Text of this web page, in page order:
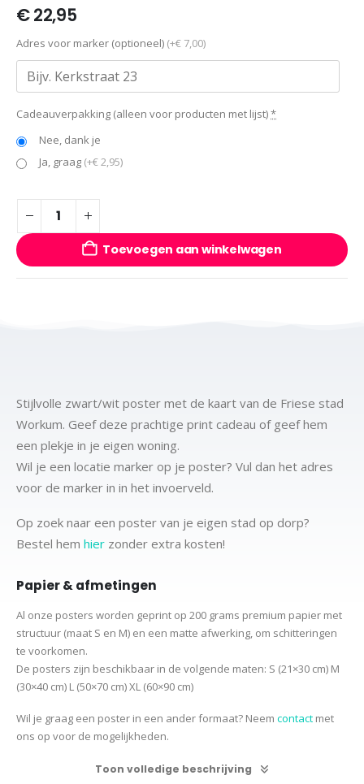
€22,95
Adres voor marker (optioneel) (+€ 7,00)
Cadeauverpakking (alleen voor producten met lijst)*
Nee, dank je
Ja, graag (+€ 2,95)
Toevoegen aan winkelwagen
Stijlvolle zwart/wit poster met de kaart van de Friese stad
Workum. Geef deze prachtige print cadeau of geef hem
een plekje in je eigen woning.
Wil je een locatie marker op je poster? Vul dan het adres
voor de marker in in het invoerveld.
Op zoek naar een poster van je eigen stad op dorp?
Bestel hem hier zonder extra kosten!
Papier & afmetingen
Al onze posters worden geprint op 200 grams premium papier met
structuur (maat S en M) en een matte afwerking, om schitteringen
te voorkomen.
De posters zijn beschikbaar in de volgende maten: S (21×30 cm) M
(30×40 cm) L (50×70 cm) XL (60×90 cm)
Wil je graag een poster in een ander formaat? Neem contact met
ons op voor de mogelijkheden.
Toon volledige beschrijving